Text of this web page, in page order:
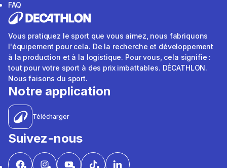
FAQ
Vous pratiquez le sport que vous aimez, nous fabriquons
l'équipement pour cela. De la recherche et développement
à la production et à la logistique. Pour vous, cela signifie :
tout pour votre sport à des prix imbattables. DÉCATHLON.
Nous faisons du sport.
Notre application
Télécharger
Suivez-nous